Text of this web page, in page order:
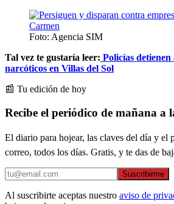
Foto: Agencia SIM
Tal vez te gustaría leer: Policías detienen
narcóticos en Villas del Sol
📰 Tu edición de hoy
Recibe el periódico de mañana a
El diario para hojear, las claves del día y
correo, todos los días. Gratis, y te das de
Suscribirme
Al suscribirte aceptas nuestro aviso de